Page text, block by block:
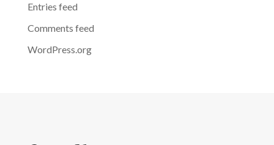
Entries feed
Comments feed
WordPress.org